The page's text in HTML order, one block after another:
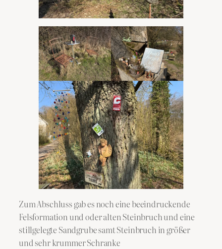
Zum Abschluss gab es noch eine beeindruckende
Felsformation und oder alten Steinbruch und eine
stillgelegte Sandgrube samt Steinbruch in größer
und sehr krummer Schranke